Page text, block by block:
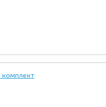
комплект